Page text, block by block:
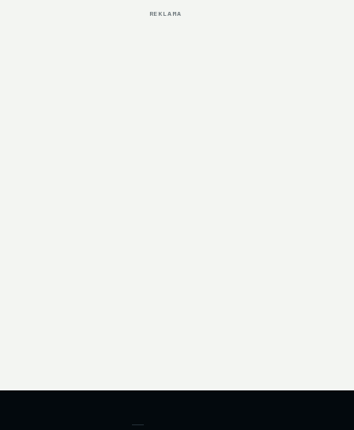
REKLAMA